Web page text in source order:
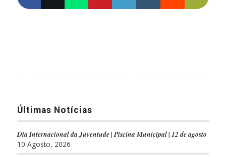
Últimas Notícias
Dia Internacional da Juventude | Piscina Municipal | 12 de agosto
10 Agosto, 2026